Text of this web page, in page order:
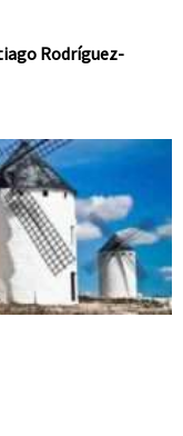
Rodríguez-